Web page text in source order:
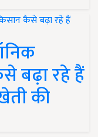
बढ़ा रहे हैं
की